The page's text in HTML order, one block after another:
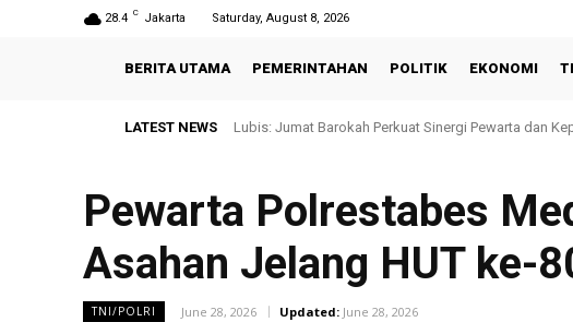
28.4 C Jakarta Saturday, August 8, 2026
BERITA UTAMA PEMERINTAHAN POLITIK EKONOMI
LATEST NEWS Lubis: Jumat Barokah Perkuat Sinergi Pewarta dan
DANSAT BRIMOB POLDA SUMSEL HADIRI
Pewarta Polrestabes
Asahan Jelang HUT ke-
TNI/POLRI June 28, 2026 Updated: June 28, 2026